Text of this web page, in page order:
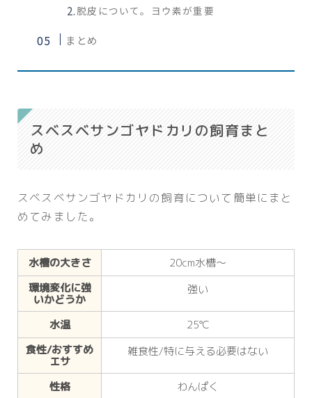
脱皮について。ヨウ素が重要
まとめ
スベスベサンゴヤドカリの飼育まと
め
スベスベサンゴヤドカリの飼育について簡単にまと
めてみました。
水槽の大きさ
20cm水槽～
環境変化に強
いかどうか
強い
水温
25℃
食性/おすすめ
エサ
雑食性/特に与える必要はない
性格
わんぱく